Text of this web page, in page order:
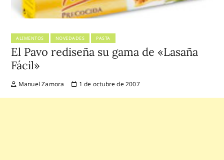
ALIMENTOS NOVEDADES PASTA
El Pavo rediseña su gama de «Lasaña
Fácil»
Manuel Zamora 1 de octubre de 2007